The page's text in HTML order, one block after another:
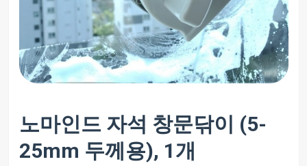
노마인드 자석 창문닦이 (5-
25mm 두께용), 1개